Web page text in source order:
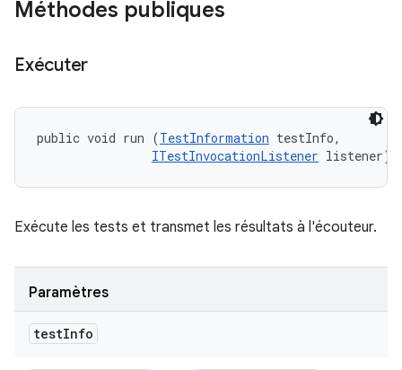
Méthodes publiques
Exécuter
public void run (TestInformation testInfo,
ITestInvocationListener listener)
Exécute les tests et transmet les résultats à l'écouteur.
Paramètres
testInfo